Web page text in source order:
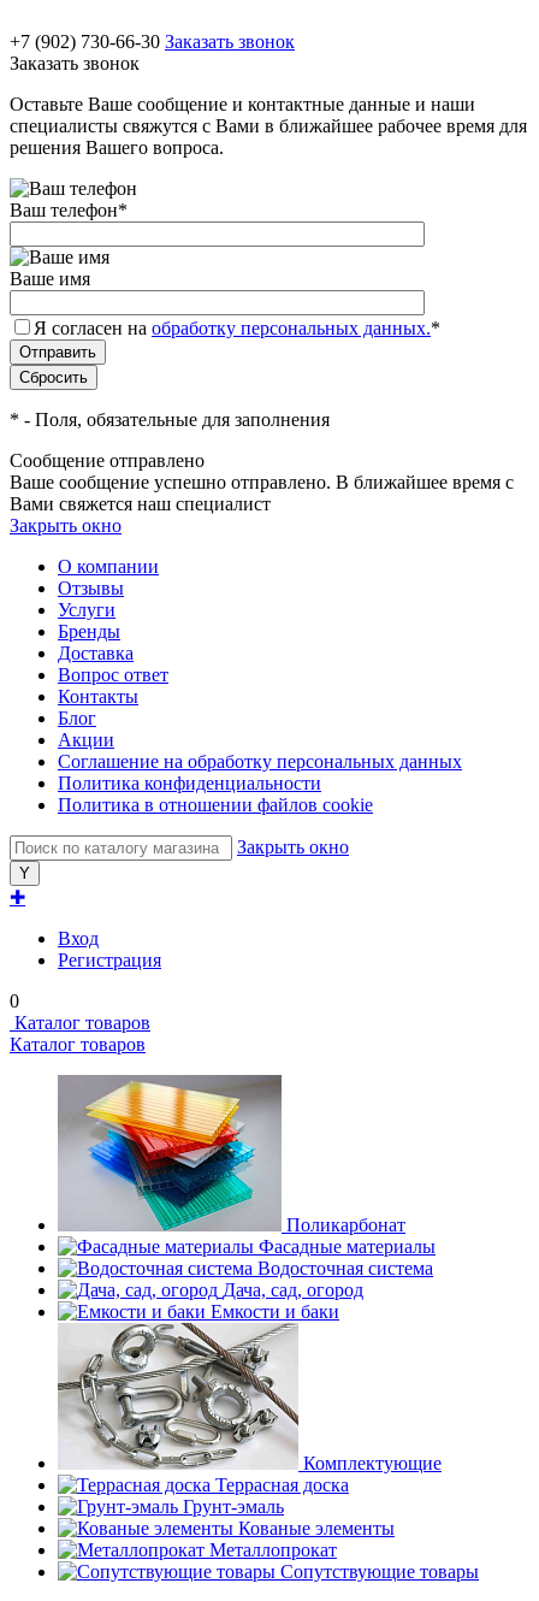
+7 (902) 730-66-30 Заказать звонок
Заказать звонок
Оставьте Ваше сообщение и контактные данные и наши
специалисты свяжутся с Вами в ближайшее рабочее время для
решения Вашего вопроса.
Ваш телефон*
Ваше имя
Я согласен на обработку персональных данных.*
* - Поля, обязательные для заполнения
Сообщение отправлено
Ваше сообщение успешно отправлено. В ближайшее время с
Вами свяжется наш специалист
Закрыть окно
О компании
Отзывы
Услуги
Бренды
Доставка
Вопрос ответ
Контакты
Блог
Акции
Соглашение на обработку персональных данных
Политика конфиденциальности
Политика в отношении файлов cookie
Закрыть окно
✚
Вход
Регистрация
0
Каталог товаров
Каталог товаров
Поликарбонат
Фасадные материалы
Водосточная система
Дача, сад, огород
Емкости и баки
Комплектующие
Террасная доска
Грунт-эмаль
Кованые элементы
Металлопрокат
Сопутствующие товары